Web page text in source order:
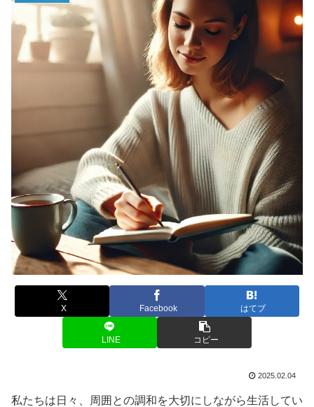
X Facebook はてブ
LINE コピー
2025.02.04
私たちは日々、周囲との調和を大切にしながら生活してい